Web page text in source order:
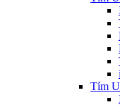
Tím